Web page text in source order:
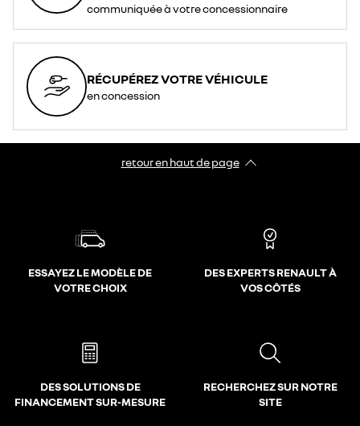
communiquée à votre concessionnaire
RÉCUPÉREZ VOTRE VÉHICULE
en concession
retour en haut de page​
ESSAYEZ LE MODÈLE DE
VOTRE CHOIX
DES EXPERTS RENAULT À
VOS CÔTÉS
DES SOLUTIONS DE
FINANCEMENT SUR-MESURE
RECHERCHEZ SUR NOTRE
SITE